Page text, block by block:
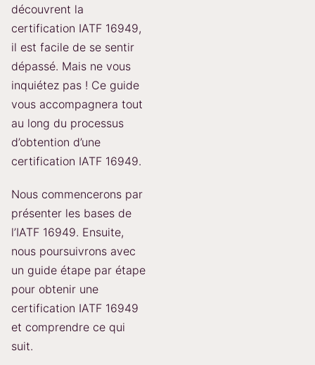
découvrent la
certification IATF 16949,
il est facile de se sentir
dépassé. Mais ne vous
inquiétez pas ! Ce guide
vous accompagnera tout
au long du processus
d’obtention d’une
certification IATF 16949.
Nous commencerons par
présenter les bases de
l’IATF 16949. Ensuite,
nous poursuivrons avec
un guide étape par étape
pour obtenir une
certification IATF 16949
et comprendre ce qui
suit.